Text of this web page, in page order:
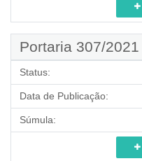
Portaria 307/2021
Status:
Data de Publicação:
Súmula: